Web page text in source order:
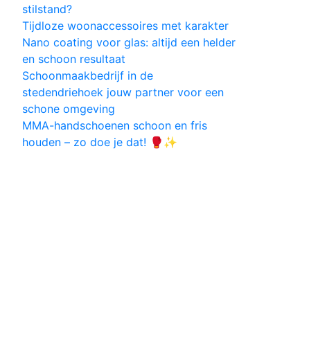
stilstand?
Tijdloze woonaccessoires met karakter
Nano coating voor glas: altijd een helder
en schoon resultaat
Schoonmaakbedrijf in de
stedendriehoek jouw partner voor een
schone omgeving
MMA-handschoenen schoon en fris
houden – zo doe je dat! 🥊✨